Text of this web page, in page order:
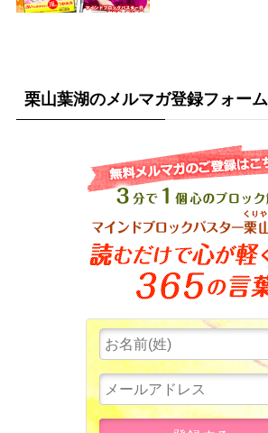
栗山葉湖のメルマガ登録フォーム